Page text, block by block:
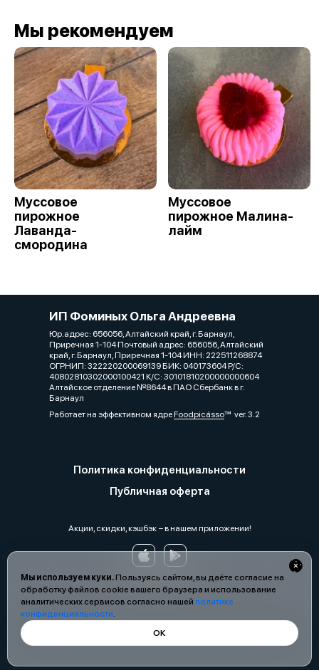
Мы используем куки.Пользуясь сайтом, вы даёте согласие на
обработку файлов cookie вашего браузера и использование
аналитических сервисов согласно нашей политике
конфиденциальности.
ОК
Мы рекомендуем
Муссовое
пирожное
Лаванда-
смородина
Муссовое
пирожное Малина-
лайм
ИП Фоминых Ольга Андреевна
Юр.адрес: 656056, Алтайский край, г. Барнаул,
Приречная 1-104 Почтовый адрес: 656056, Алтайский
край, г. Барнаул, Приречная 1-104 ИНН: 222511268874
ОГРНИП: 322220200069139 БИК: 040173604 Р/С:
40802810302000100421 К/С: 30101810200000000604
Алтайское отделение №8644 в ПАО Сбербанк в г.
Барнаул
Работает на эффективном ядреFoodpicássover. 3.2
Политика конфиденциальности
Публичная оферта
Акции, скидки, кэшбэк − в нашем приложении!